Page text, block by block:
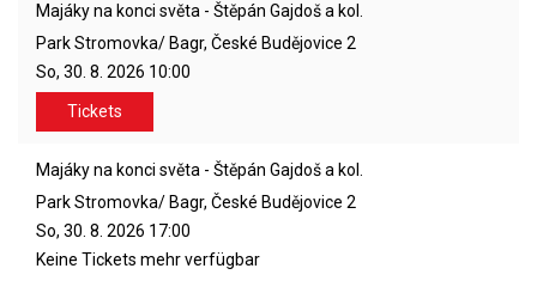
Majáky na konci světa - Štěpán Gajdoš a kol.
Park Stromovka/ Bagr, České Budějovice 2
So, 30. 8. 2026 10:00
Tickets
Majáky na konci světa - Štěpán Gajdoš a kol.
Park Stromovka/ Bagr, České Budějovice 2
So, 30. 8. 2026 17:00
Keine Tickets mehr verfügbar